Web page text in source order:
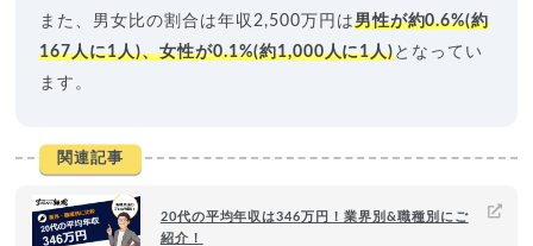
また、男女比の割合は年収2,500万円は男性が約0.6%(約
167人に1人)、女性が0.1%(約1,000人に1人)となってい
ます。
関連記事
20代の平均年収は346万円！業界別&職種別にご
紹介！